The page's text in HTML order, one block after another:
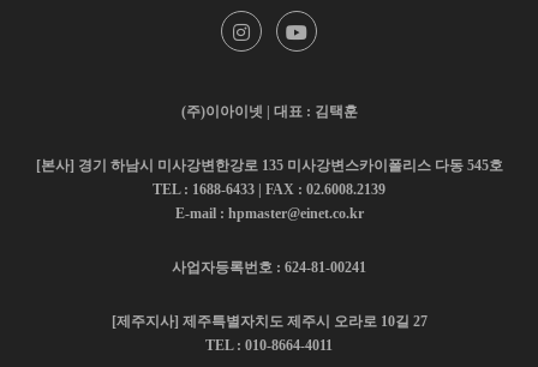
(주)이아이넷 | 대표 : 김택훈
[본사] 경기 하남시 미사강변한강로 135 미사강변스카이폴리스 다동 545호
TEL : 1688-6433 | FAX : 02.6008.2139
E-mail : hpmaster@einet.co.kr
사업자등록번호 : 624-81-00241
[제주지사] 제주특별자치도 제주시 오라로 10길 27
TEL : 010-8664-4011